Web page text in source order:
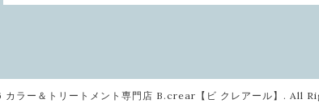
カラー＆トリートメント専門店 B.crear【ビ クレアール】 . All